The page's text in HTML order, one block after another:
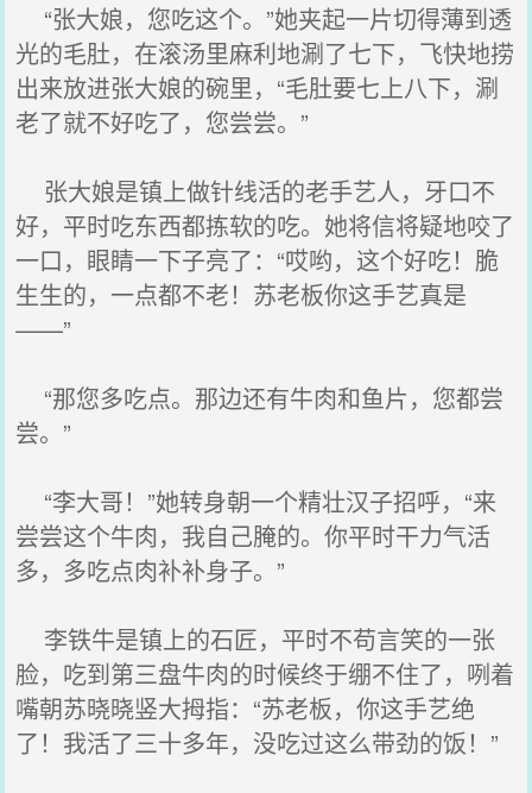
“张大娘，您吃这个。”她夹起一片切得薄到透
光的毛肚，在滚汤里麻利地涮了七下，飞快地捞
出来放进张大娘的碗里，“毛肚要七上八下，涮
老了就不好吃了，您尝尝。”
张大娘是镇上做针线活的老手艺人，牙口不
好，平时吃东西都拣软的吃。她将信将疑地咬了
一口，眼睛一下子亮了：“哎哟，这个好吃！脆
生生的，一点都不老！苏老板你这手艺真是
——”
“那您多吃点。那边还有牛肉和鱼片，您都尝
尝。”
“李大哥！”她转身朝一个精壮汉子招呼，“来
尝尝这个牛肉，我自己腌的。你平时干力气活
多，多吃点肉补补身子。”
李铁牛是镇上的石匠，平时不苟言笑的一张
脸，吃到第三盘牛肉的时候终于绷不住了，咧着
嘴朝苏晓晓竖大拇指：“苏老板，你这手艺绝
了！我活了三十多年，没吃过这么带劲的饭！”